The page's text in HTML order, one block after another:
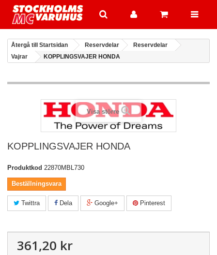
Återgå till Startsidan Reservdelar
Reservdelar
Vajrar
KOPPLINGSVAJER HONDA
Visa större
KOPPLINGSVAJER HONDA
Produktkod 22870MBL730
Beställningsvara
Twittra Dela Google+ Pinterest
361,20 kr